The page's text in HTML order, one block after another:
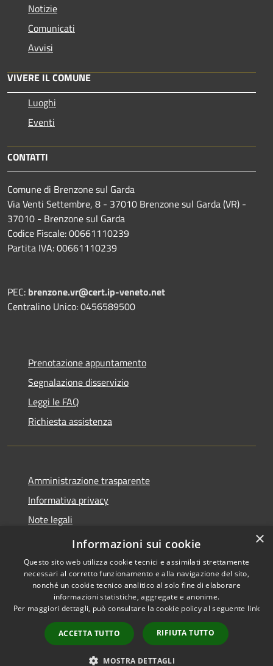
Notizie
Comunicati
Avvisi
VIVERE IL COMUNE
Luoghi
Eventi
CONTATTI
Comune di Brenzone sul Garda
Via Venti Settembre, 8 - 37010 Brenzone sul Garda (VR) -
37010 - Brenzone sul Garda
Codice Fiscale: 00661110239
Partita IVA: 00661110239
PEC: brenzone.vr@cert.ip-veneto.net
Centralino Unico: 0456589500
Prenotazione appuntamento
Segnalazione disservizio
Leggi le FAQ
Richiesta assistenza
Amministrazione trasparente
Informativa privacy
Note legali
Dichiarazione di accessibilità
Accessibilità
Copyright © 2026 • Comune di
Brenzone sul Garda • Powered
byMunicipium
Accesso
redazione
×
Informazioni sui cookie
Questo sito web utilizza cookie tecnici e assimilati strettamente
necessari al corretto funzionamento e alla navigazione del sito,
nonché un cookie tecnico analitico al solo fine di elaborare
informazioni statistiche, aggregate e anonime.
Per maggiori dettagli, può consultare la cookie policy al seguente link
ACCETTA TUTTO RIFIUTA TUTTO
MOSTRA DETTAGLI